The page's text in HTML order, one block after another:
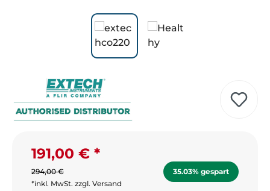
Verkaufspreis:
191,00 €
294,00 €
35.03% gespart
*inkl. MwSt. zzgl. Versand